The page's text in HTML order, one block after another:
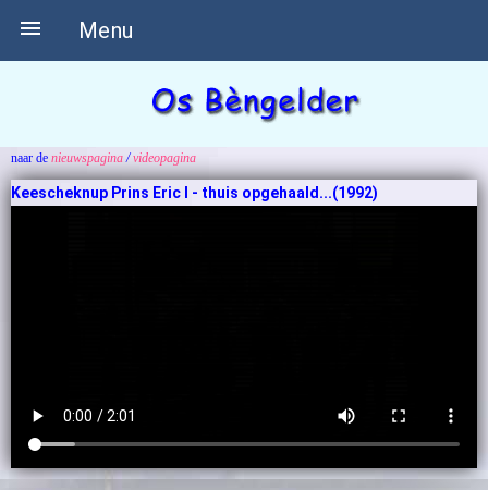
Menu

naar de nieuwspagina/videopagina
Keescheknup Prins Eric I - thuis opgehaald...(1992)